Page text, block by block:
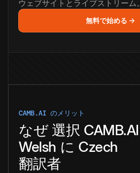
ウェブサイトとライブストリーム。
無料で始める →
CAMB.AI のメリット
なぜ 選択 CAMB.AI
Welsh に Czech
翻訳者